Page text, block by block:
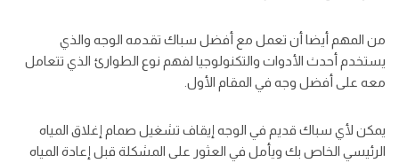
من المهم أيضا أن تعمل مع أفضل سباك تقدمه الوجه والذي
يستخدم أحدث الأدوات والتكنولوجيا لفهم نوع الطوارئ الذي تتعامل
معه على أفضل وجه في المقام الأول.
يمكن لأي سباك قديم في الوجه إيقاف تشغيل صمام إغلاق المياه
الرئيسي الخاص بك ويأمل في العثور على المشكلة قبل إعادة المياه